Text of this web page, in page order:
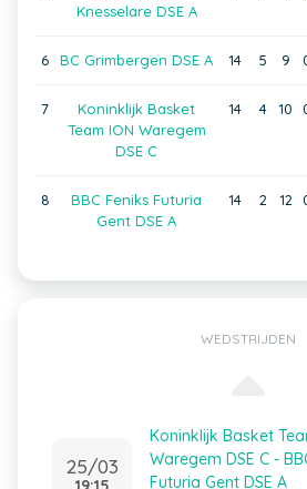
Knesselare DSE A
6 BC Grimbergen DSE A 14 5 9
7
Koninklijk Basket
Team ION Waregem
DSE C
14 4 10
8
BBC Feniks Futuria
Gent DSE A
14 2 12
WEDSTRIJDEN
25/03
Koninklijk Basket
Waregem DSE C -
Futuria Gent DSE A